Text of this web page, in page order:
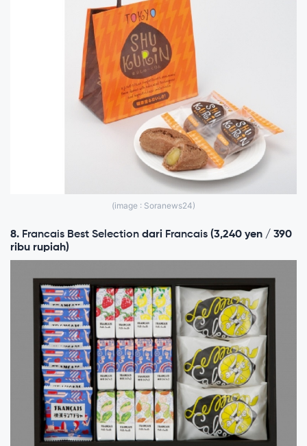
(image : Soranews24)
8. Francais Best Selection dari Francais (3,240 yen / 390
ribu rupiah)